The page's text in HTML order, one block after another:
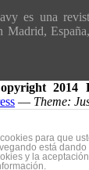
es una
Madrid,
2014
— Theme:
para que
está
y la